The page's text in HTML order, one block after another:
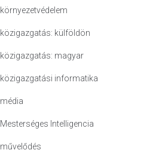
környezetvédelem
közigazgatás: külföldön
közigazgatás: magyar
közigazgatási informatika
média
Mesterséges Intelligencia
művelődés